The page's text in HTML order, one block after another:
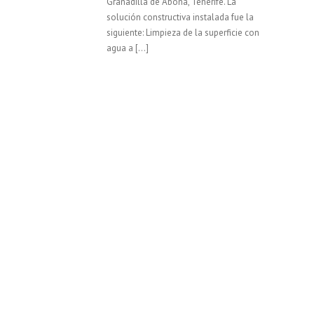
solución constructiva instalada fue la
siguiente: Limpieza de la superficie con
agua a […]